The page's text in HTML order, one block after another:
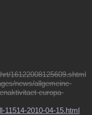
16122008125609.shtml
news/allgemeine-
europa-
11514-2010-04-15.html